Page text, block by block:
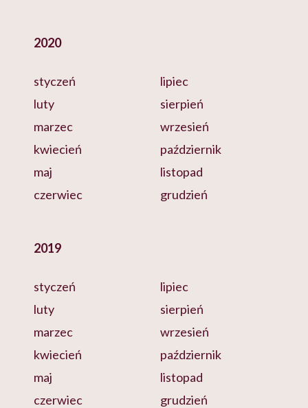
2020
styczeń
luty
marzec
kwiecień
maj
czerwiec
lipiec
sierpień
wrzesień
październik
listopad
grudzień
2019
styczeń
luty
marzec
kwiecień
maj
czerwiec
lipiec
sierpień
wrzesień
październik
listopad
grudzień